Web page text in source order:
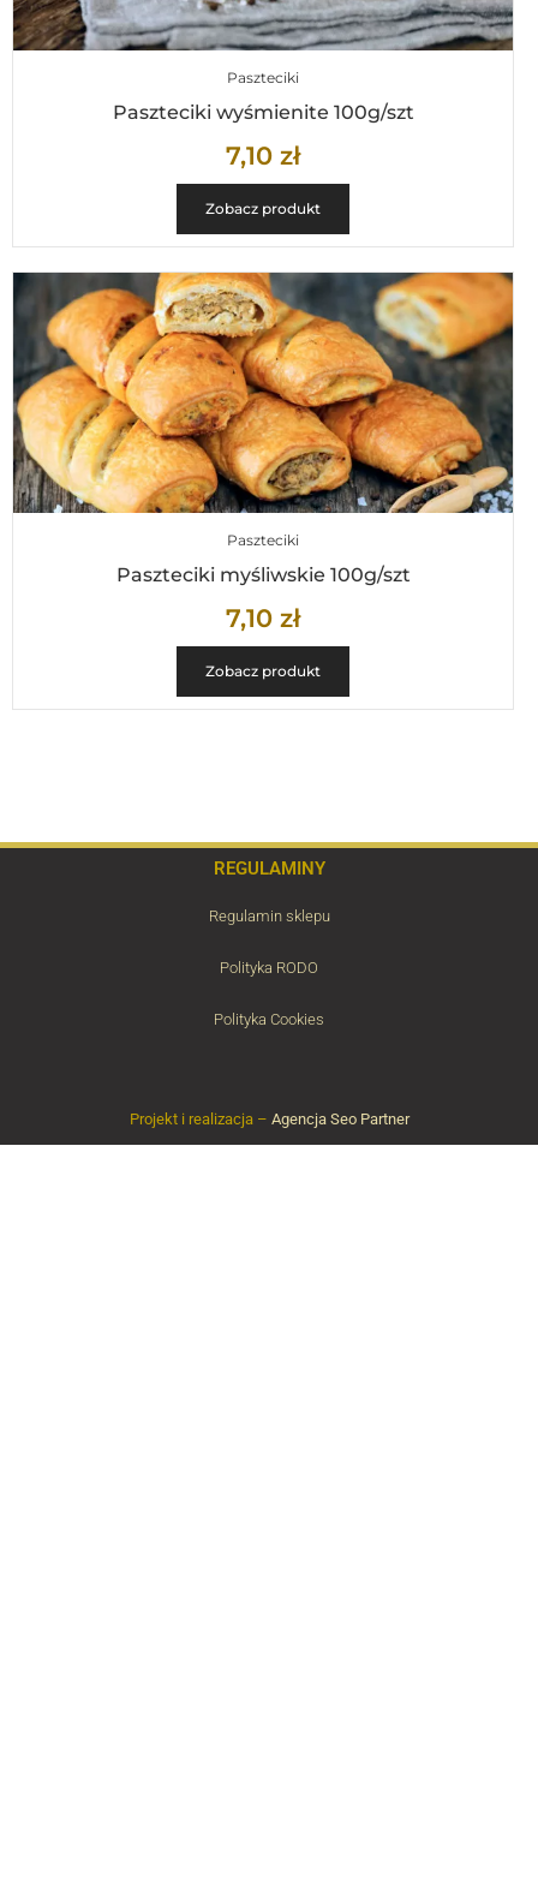
Paszteciki
Paszteciki wyśmienite 100g/szt
7,10 zł
Zobacz produkt
Paszteciki
Paszteciki myśliwskie 100g/szt
7,10 zł
Zobacz produkt
REGULAMINY
Regulamin sklepu
Polityka RODO
Polityka Cookies
Projekt i realizacja – Agencja Seo Partner